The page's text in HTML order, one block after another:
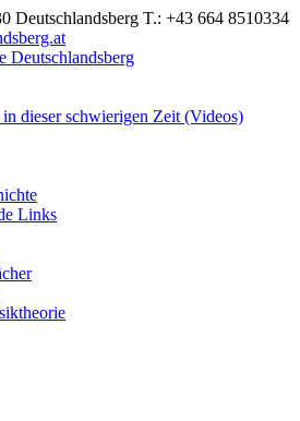
Deutschlandsberg T.: +43 664 8510334
dieser schwierigen Zeit (Videos)
Links